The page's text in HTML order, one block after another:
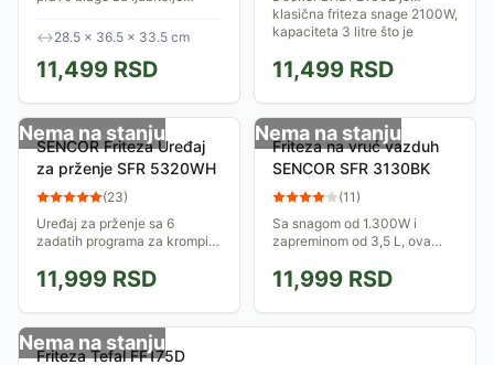
zdravog života! Dozvolite da
da kreirate...
↔28.5 × 36.5 × 33.5 cm
11,499 RSD
klasična friteza snage 2100W,
kapaciteta 3 litre što je
800gr krompira u jednoj...
11,499 RSD
Nema na stanju
SENCOR Friteza Uređaj
za prženje SFR 5320WH
(23)
Uređaj za prženje sa 6
zadatih programa za krompir,
drugo. Tajmer sa alarmom.
Prženje bez ulja. Snaga:
1400W.
11,999 RSD
Nema na stanju
Friteza na vruć vazduh
SENCOR SFR 3130BK
(11)
Sa snagom od 1.300W i
zapreminom od 3,5 L, ova
efikasno pripremanje hrane
za celu porodicu.
11,999 RSD
Nema na stanju
Friteza Tefal FF175D